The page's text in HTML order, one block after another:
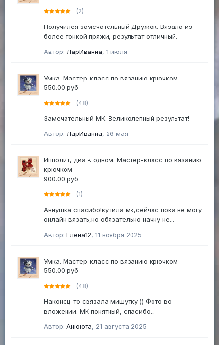
(2)
Получился замечательный Дружок. Вязала из
более тонкой пряжи, результат отличный.
Автор: ЛарИванна, 1 июля
Умка. Мастер-класс по вязанию крючком
550.00 руб
(48)
Замечательный МК. Великолепный результат!
Автор: ЛарИванна, 26 мая
Ипполит, два в одном. Мастер-класс по вязанию
крючком
900.00 руб
(1)
Аннушка спасибо!купила мк,сейчас пока не могу
онлайн вязать,но обязательно начну не...
Автор: Елена12, 11 ноября 2025
Умка. Мастер-класс по вязанию крючком
550.00 руб
(48)
Наконец-то связала мишутку )) Фото во
вложении. МК понятный, спасибо...
Автор: Анююта, 21 августа 2025